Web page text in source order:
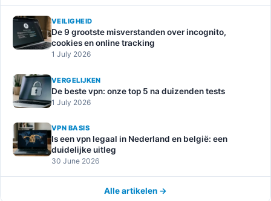
VEILIGHEID
De 9 grootste misverstanden over incognito,
cookies en online tracking
1 July 2026
VERGELIJKEN
De beste vpn: onze top 5 na duizenden tests
1 July 2026
VPN BASIS
Is een vpn legaal in Nederland en belgië: een
duidelijke uitleg
30 June 2026
Alle artikelen →